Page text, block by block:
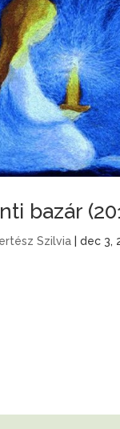
bazár
Szilvia| dec 3,